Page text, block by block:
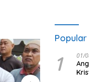
Popular
1 01/